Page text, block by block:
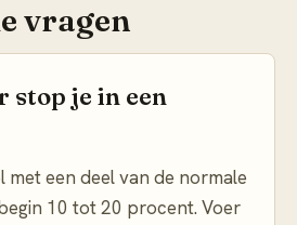
vragen
stop je in een
met een deel van de normale
10 tot 20 procent. Voer